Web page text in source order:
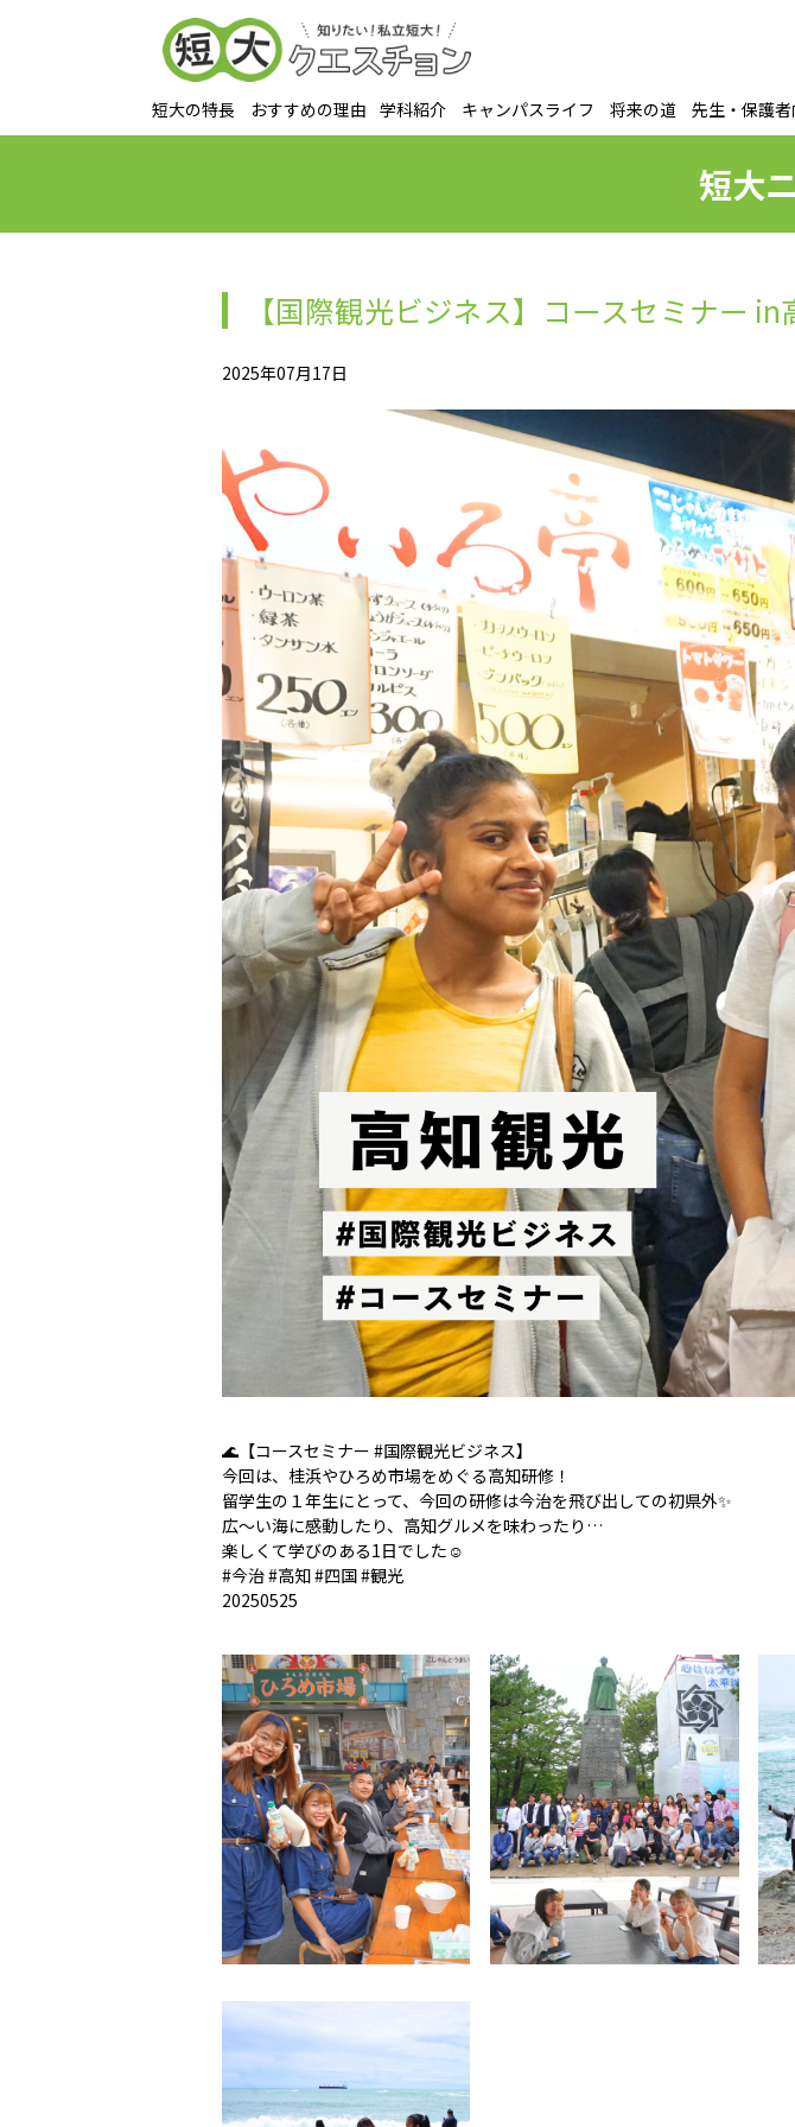
短大の特長 おすすめの理由 学科紹介 キャンパスライフ 将来の道 先生・保護
短大
【国際観光ビジネス】コースセミナー in
2025年07月17日
🌊【コースセミナー #国際観光ビジネス】
今回は、桂浜やひろめ市場をめぐる高知研修！
留学生の１年生にとって、今回の研修は今治を飛び出しての初県外✨
広～い海に感動したり、高知グルメを味わったり…
楽しくて学びのある1日でした☺️
#今治 #高知 #四国 #観光
20250525